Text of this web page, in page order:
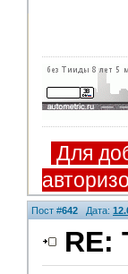
Для
Пост #642 Дата:
RE: